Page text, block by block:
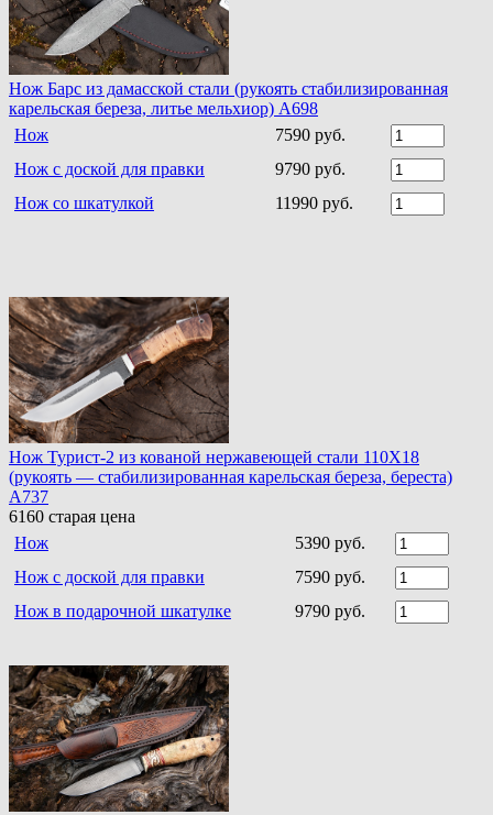
Нож Барс из дамасской стали (рукоять стабилизированная
карельская береза, литье мельхиор) A698
Нож
7590 руб.
Нож с доской для правки
9790 руб.
Нож со шкатулкой
11990 руб.
Нож Турист-2 из кованой нержавеющей стали 110Х18
(рукоять — стабилизированная карельская береза, береста)
A737
6160 старая цена
Нож
5390 руб.
Нож с доской для правки
7590 руб.
Нож в подарочной шкатулке
9790 руб.